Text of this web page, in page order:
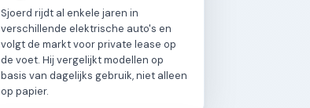
Sjoerd rijdt al enkele jaren in
verschillende elektrische auto's en
volgt de markt voor private lease op
de voet. Hij vergelijkt modellen op
basis van dagelijks gebruik, niet alleen
op papier.